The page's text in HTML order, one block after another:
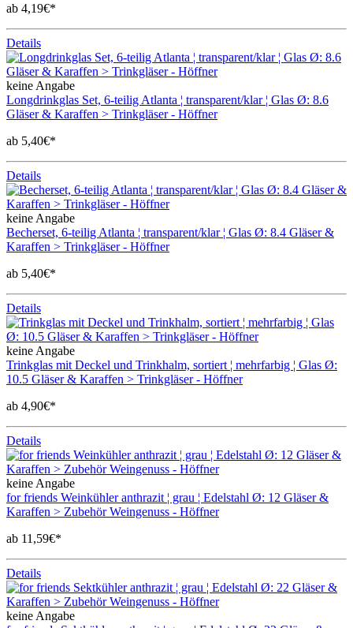
ab 4,19€*
Details
keine Angabe
Longdrinkglas Set, 6-teilig Atlanta ¦ transparent/klar ¦ Glas Ø: 8.6
Gläser & Karaffen > Trinkgläser - Höffner
ab 5,40€*
Details
keine Angabe
Becherset, 6-teilig Atlanta ¦ transparent/klar ¦ Glas Ø: 8.4 Gläser &
Karaffen > Trinkgläser - Höffner
ab 5,40€*
Details
keine Angabe
Trinkglas mit Deckel und Trinkhalm, sortiert ¦ mehrfarbig ¦ Glas Ø:
10.5 Gläser & Karaffen > Trinkgläser - Höffner
ab 4,90€*
Details
keine Angabe
for friends Weinkühler anthrazit ¦ grau ¦ Edelstahl Ø: 12 Gläser &
Karaffen > Zubehör Weingenuss - Höffner
ab 11,59€*
Details
keine Angabe